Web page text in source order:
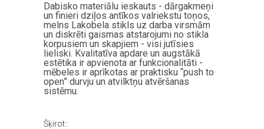
Dabisko materiālu ieskauts - dārgakmeņi
un finieri dziļos antīkos valriekstu toņos,
melns Lakobela stikls uz darba virsmām
un diskrēti gaismas atstarojumi no stikla
korpusiem un skapjiem - visi jutīsies
lieliski. Kvalitatīva apdare un augstākā
estētika ir apvienota ar funkcionalitāti -
mēbeles ir aprīkotas ar praktisku “push to
open” durvju un atvilktņu atvēršanas
sistēmu.
Šķirot::